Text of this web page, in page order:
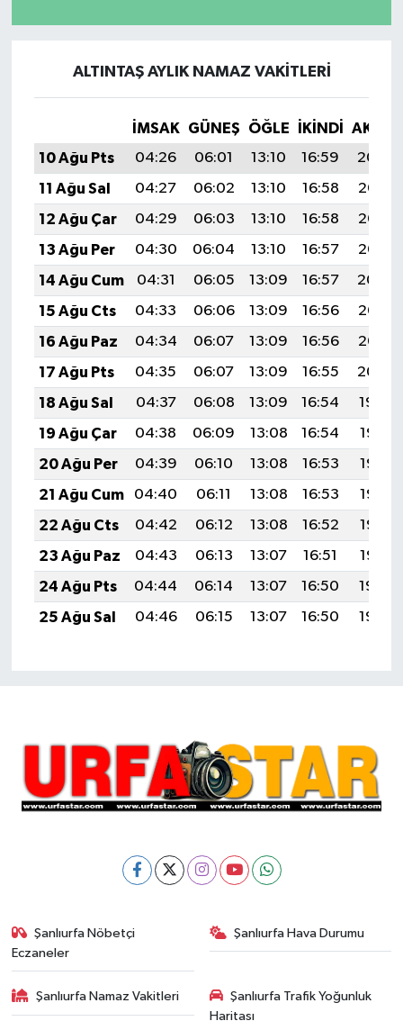
ALTINTAŞ AYLIK NAMAZ VAKITLERI
İMSAK GÜNEŞ ÖĞLE İKINDI
10 Ağu Pts
04:26 06:01 13:10 16:59
20:09
11 Ağu Sal
04:27 06:02 13:10 16:58
20:08
12 Ağu Çar
04:29 06:03 13:10 16:58
20:07
13 Ağu Per
04:30 06:04 13:10 16:57
20:05
14 Ağu Cum
04:31 06:05 13:09 16:57
20:04
15 Ağu Cts
04:33 06:06 13:09 16:56
20:03
16 Ağu Paz
04:34 06:07 13:09 16:56
20:02
17 Ağu Pts
04:35 06:07 13:09 16:55
20:00
18 Ağu Sal
04:37 06:08 13:09 16:54
19:59
19 Ağu Çar
04:38 06:09 13:08 16:54
19:57
20 Ağu Per
04:39 06:10 13:08 16:53
19:56
21 Ağu Cum
04:40 06:11 13:08 16:53
19:55
22 Ağu Cts
04:42 06:12 13:08 16:52
19:53
23 Ağu Paz
04:43 06:13 13:07 16:51
19:52
24 Ağu Pts
04:44 06:14 13:07 16:50
19:50
25 Ağu Sal
04:46 06:15 13:07 16:50 19:49
Şanlıurfa Nöbetçi
Eczaneler
Şanlıurfa Hava Durumu
Şanlıurfa Namaz Vakitleri
Şanlıurfa Trafik Yoğunluk
Haritası